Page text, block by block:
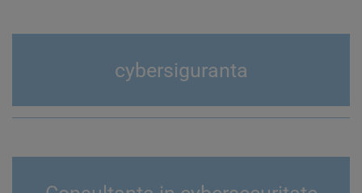
cybersiguranta